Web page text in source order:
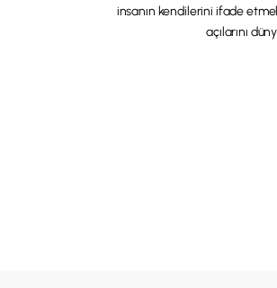
insanın kendilerini ifade
açılarını